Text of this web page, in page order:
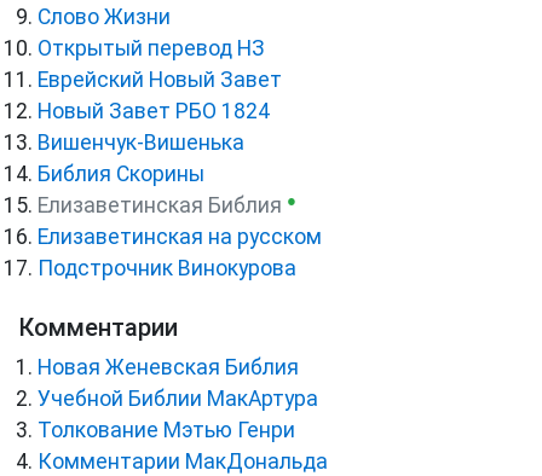
Слово Жизни
Открытый перевод НЗ
Еврейский Новый Завет
Новый Завет РБО 1824
Вишенчук-Вишенька
Библия Скорины
Елизаветинская Библия ●
Елизаветинская на русском
Подстрочник Винокурова
Комментарии
Новая Женевская Библия
Учебной Библии МакАртура
Толкование Мэтью Генри
Комментарии МакДональда